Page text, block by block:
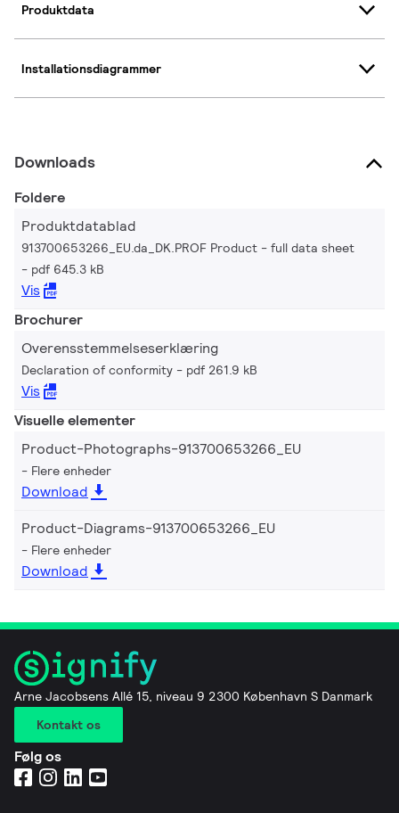
Produktdata
Installationsdiagrammer
Downloads
Foldere
Produktdatablad
913700653266_EU.da_DK.PROF Product - full data sheet
pdf 645.3 kB
Vis
Brochurer
Overensstemmelseserklæring
Declaration of conformity pdf 261.9 kB
Vis
Visuelle elementer
Product-Photographs-913700653266_EU
Flere enheder
Download
Product-Diagrams-913700653266_EU
Flere enheder
Download
Arne Jacobsens Allé 15, niveau 9 2300 København S Danmark
Kontakt os
Følg os